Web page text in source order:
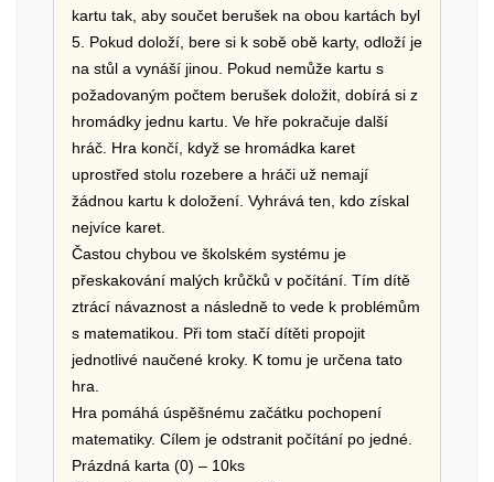
kartu tak, aby součet berušek na obou kartách byl
5. Pokud doloží, bere si k sobě obě karty, odloží je
na stůl a vynáší jinou. Pokud nemůže kartu s
požadovaným počtem berušek doložit, dobírá si z
hromádky jednu kartu. Ve hře pokračuje další
hráč. Hra končí, když se hromádka karet
uprostřed stolu rozebere a hráči už nemají
žádnou kartu k doložení. Vyhrává ten, kdo získal
nejvíce karet.
Častou chybou ve školském systému je
přeskakování malých krůčků v počítání. Tím dítě
ztrácí návaznost a následně to vede k problémům
s matematikou. Při tom stačí dítěti propojit
jednotlivé naučené kroky. K tomu je určena tato
hra.
Hra pomáhá úspěšnému začátku pochopení
matematiky. Cílem je odstranit počítání po jedné.
Prázdná karta (0) – 10ks